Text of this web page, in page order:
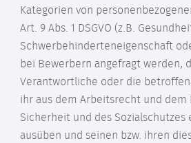
Kategorien von
Art. 9 Abs. 1 DSGVO (z.B.
Schwerbehinderteneigenschaft
bei Bewerbern angefragt werden,
Verantwortliche oder die
ihr aus dem Arbeitsrecht und dem
Sicherheit und des Sozialschutzes
ausüben und seinen bzw. ihren